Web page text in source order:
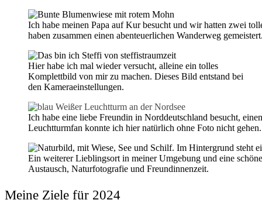
Ich habe meinen Papa auf Kur besucht und wir hatten zwei
haben zusammen einen abenteuerlichen Wanderweg
Hier habe ich mal wieder versucht, alleine ein tolles
Komplettbild von mir zu machen. Dieses Bild entstand bei
den Kameraeinstellungen.
Ich habe eine liebe Freundin in Norddeutschland besucht,
Leuchtturmfan konnte ich hier natürlich ohne Foto nicht gehen.
Ein weiterer Lieblingsort in meiner Umgebung und eine
Austausch, Naturfotografie und Freundinnenzeit.
Meine Ziele für 2024